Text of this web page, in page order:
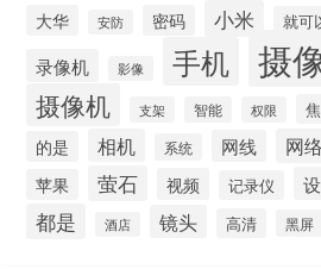
大华 安防 密码 小米 就可
录像机 影像 手机 摄
摄像机 支架 智能 权限
的是 相机 系统 网线 网络
苹果 萤石 视频 记录仪
都是
酒店 镜头 高清 黑屏